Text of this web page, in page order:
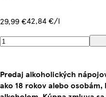
29,99 €42,84 €/l
Predaj alkoholických
ako 18 rokov alebo